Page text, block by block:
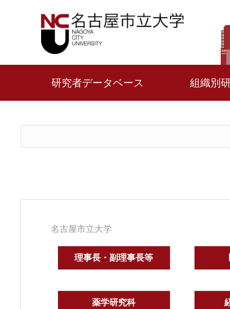
研究者データベース 組織別
名古屋市立大学
理事長・副理事長等
薬学研究科